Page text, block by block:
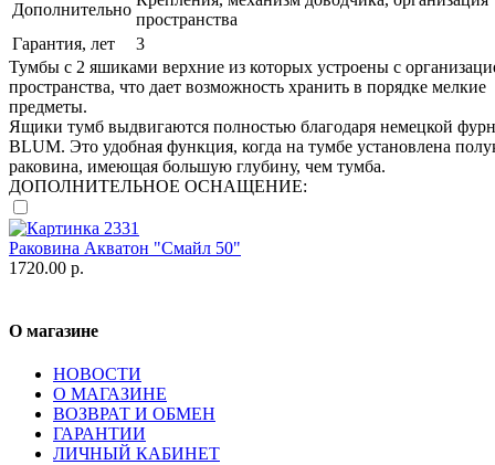
Дополнительно
пространства
Гарантия, лет
3
Тумбы с 2 яшиками верхние из которых устроены с
пространства, что дает возможность хранить в порядке мелкие
предметы.
Ящики тумб выдвигаются полностью благодаря немецкой
BLUM. Это удобная функция, когда на тумбе установлена
раковина, имеющая большую глубину, чем тумба.
ДОПОЛНИТЕЛЬНОЕ ОСНАЩЕНИЕ:
Раковина Акватон "Смайл 50"
1720.00 р.
О магазине
НОВОСТИ
О МАГАЗИНЕ
ВОЗВРАТ И ОБМЕН
ГАРАНТИИ
ЛИЧНЫЙ КАБИНЕТ